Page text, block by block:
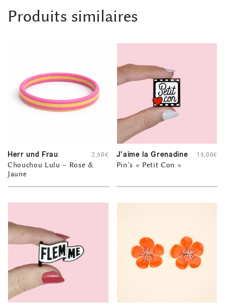
Produits similaires
Herr und Frau
Chouchou Lulu – Rose &
Jaune
2,50€ J'aime la Grenadine
Pin’s « Petit Con »
15,00€